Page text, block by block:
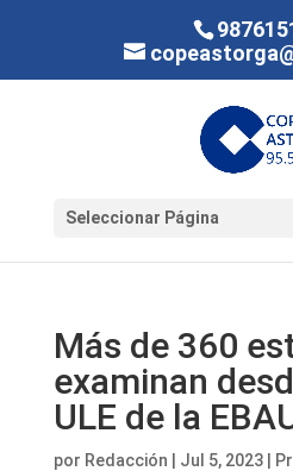
Seleccionar Página
Más de 360
examinan
ULE de la
por Redacción Jul 5, 2023|